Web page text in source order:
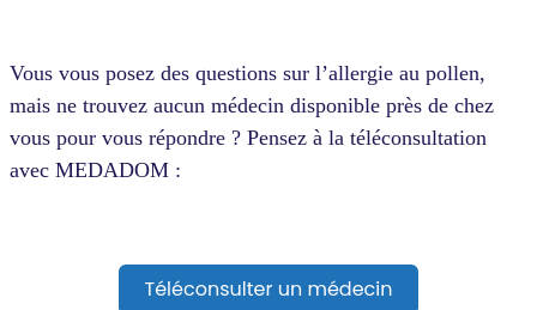
Vous vous posez des questions sur l’allergie au pollen,
mais ne trouvez aucun médecin disponible près de chez
vous pour vous répondre ? Pensez à la téléconsultation
avec MEDADOM :